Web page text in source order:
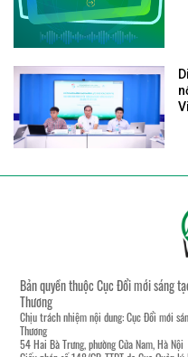
Bản quyền thuộc Cục Đổi mới sáng
Thương
Chịu trách nhiệm nội dung: Cục Đổi mới
Thương
54 Hai Bà Trưng, phường Cửa Nam, Hà Nội